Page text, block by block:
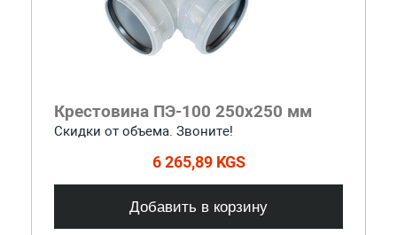
Крестовина ПЭ-100 250x250 мм
Скидки от объема. Звоните!
6 265,89 KGS
Добавить в корзину